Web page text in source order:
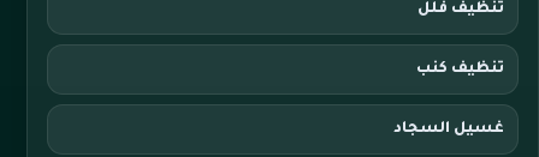
تنظيف فلل
تنظيف كنب
غسيل السجاد